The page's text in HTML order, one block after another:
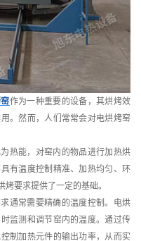
作为一种重要的设备，其烘烤效
。然而，人们常常会对电烘烤窑
热能，对窑内的物品进行加热烘
有温度控制精准、加热均匀、环
要求提供了一定的基础。
通常需要精确的温度控制。电烘
监测和调节窑内的温度。通过传
制加热元件的输出功率，从而实